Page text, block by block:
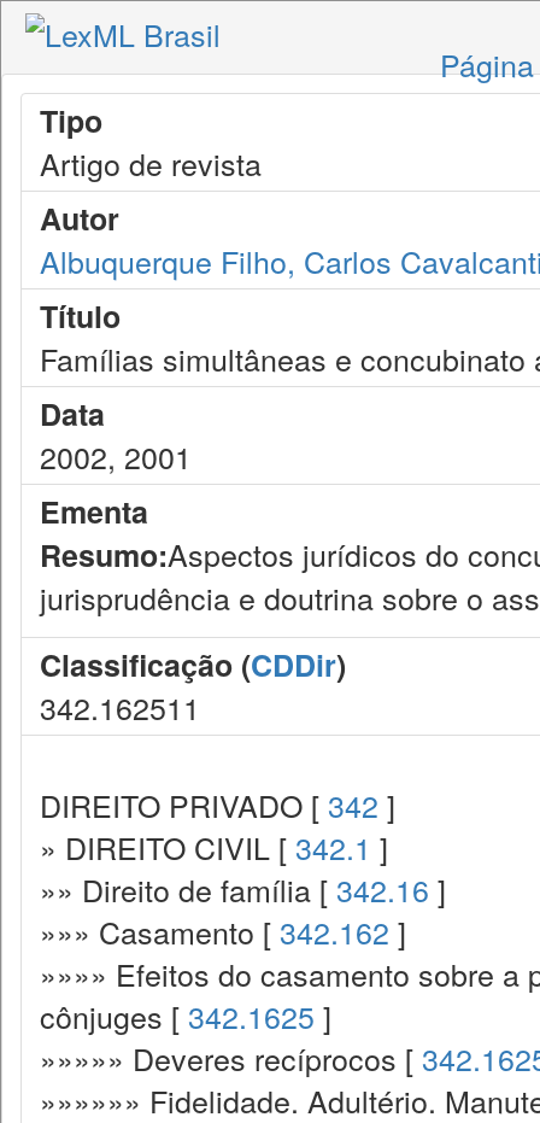
Tipo
Artigo de revista
Autor
Albuquerque Filho, Carlos
Título
Famílias simultâneas e concubinato
Data
2002, 2001
Ementa
Resumo:Aspectos jurídicos do
jurisprudência e doutrina sobre o
Classificação (CDDir)
342.162511
DIREITO PRIVADO [ 342 ]
» DIREITO CIVIL [ 342.1 ]
»» Direito de família [ 342.16 ]
»»» Casamento [ 342.162 ]
»»»» Efeitos do casamento sobre
cônjuges [ 342.1625 ]
»»»»» Deveres recíprocos [
»»»»»» Fidelidade. Adultério.